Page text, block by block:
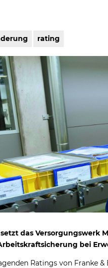
rating
setzt das Versorgungswerk
bei
Ratings von Franke